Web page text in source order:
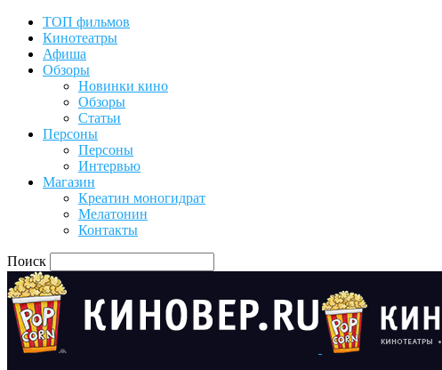
ТОП фильмов
Кинотеатры
Афиша
Обзоры
Новинки кино
Обзоры
Статьи
Персоны
Персоны
Интервью
Магазин
Креатин моногидрат
Мелатонин
Контакты
Поиск